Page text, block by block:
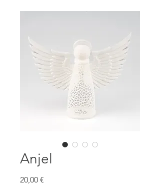
Anjel
20,00 €